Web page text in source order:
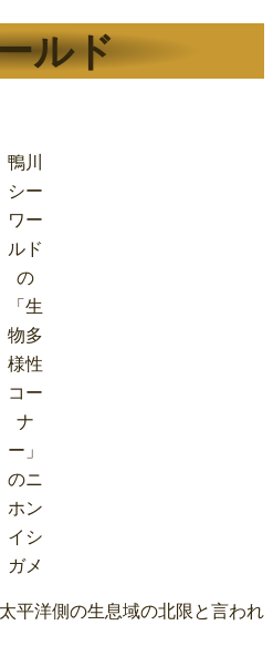
ルド
鴨川
シー
ワー
ルド
の
「生
物多
様性
コー
ナ
ー」
のニ
ホン
イシ
ガメ
平洋側の生息域の北限と言われ